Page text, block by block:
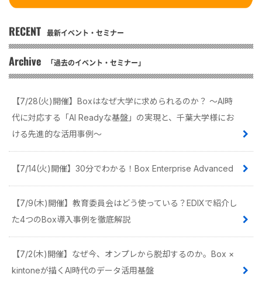
RECENT 最新イベント・セミナー
Archive 「過去のイベント・セミナー」
【7/28(火)開催】Boxはなぜ大学に求められるのか？ 〜AI時
代に対応する「AI Readyな基盤」の実現と、千葉大学様にお
ける先進的な活用事例〜
【7/14(火)開催】30分でわかる！Box Enterprise Advanced
【7/9(木)開催】教育委員会はどう使っている？EDIXで紹介し
た4つのBox導入事例を徹底解説
【7/2(木)開催】なぜ今、オンプレから脱却するのか。Box ×
kintoneが描くAI時代のデータ活用基盤